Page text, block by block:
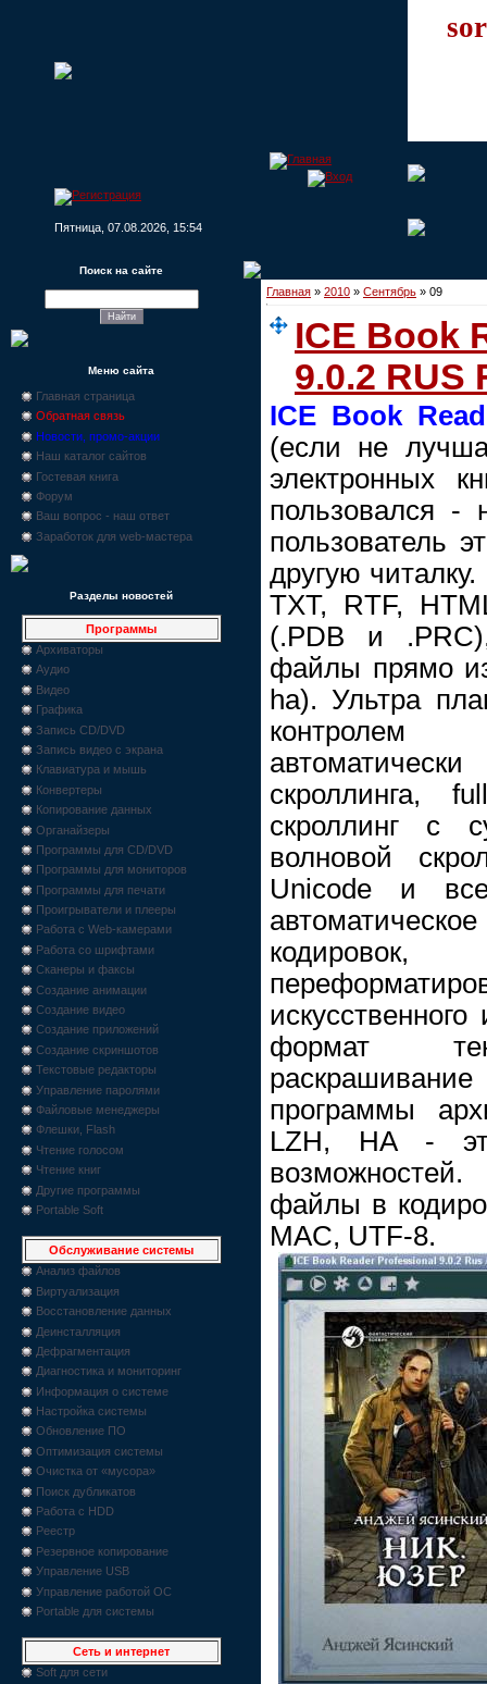
Пятница, 07.08.2026, 15:54
Поиск на сайте
Меню сайта
Главная страница
Обратная связь
Новости, промо-акции
Наш каталог сайтов
Гостевая книга
Форум
Ваш вопрос - наш ответ
Заработок для web-мастера
Разделы новостей
Программы
Архиваторы
Аудио
Видео
Графика
Запись CD/DVD
Запись видео с экрана
Клавиатура и мышь
Конвертеры
Копирование данных
Органайзеры
Программы для CD/DVD
Программы для мониторов
Программы для печати
Проигрыватели и плееры
Работа с Web-камерами
Работа со шрифтами
Сканеры и факсы
Создание анимации
Создание видео
Создание приложений
Создание скриншотов
Текстовые редакторы
Управление паролями
Файловые менеджеры
Флешки, Flash
Чтение голосом
Чтение книг
Другие программы
Portable Soft
Обслуживание системы
Анализ файлов
Виртуализация
Восстановление данных
Деинсталляция
Дефрагментация
Диагностика и мониторинг
Информация о системе
Настройка системы
Обновление ПО
Оптимизация системы
Очистка от «мусора»
Поиск дубликатов
Работа с HDD
Реестр
Резервное копирование
Управление USB
Управление работой ОС
Portable для системы
Сеть и интернет
Soft для сети
Главная » 2010 » Сентябрь » 09
ICE Book
9.0.2 RUS
ICE Book
(если не
электронных
пользовался -
пользователь
другую
TXT, RTF,
(.PDB и
файлы прямо
ha). Ультра
контролем
скроллинга,
скроллинг с
волновой
Unicode и
формат
программы
LZH, HA -
файлы в
MAC, UTF-8.